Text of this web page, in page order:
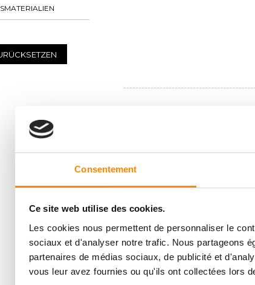
Consentement
Ce site web utilise des cookies.
Les cookies nous permettent de personnaliser le
sociaux et d'analyser notre trafic. Nous partageons
partenaires de médias sociaux, de publicité et
vous leur avez fournies ou qu'ils ont collectées lors